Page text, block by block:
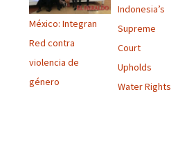
México: Integran
Red contra
violencia de
género
Indonesia’s
Supreme
Court
Upholds
Water Rights